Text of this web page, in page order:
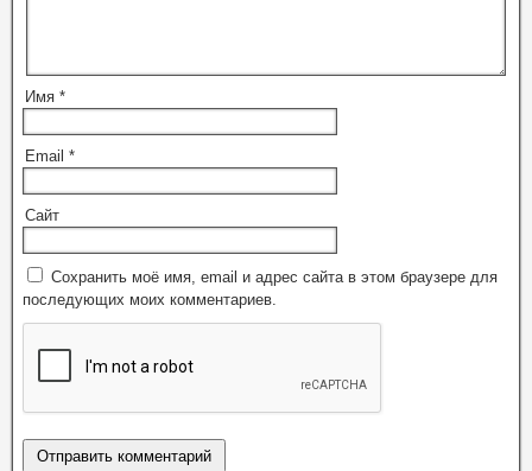
Имя *
Email *
Сайт
Сохранить моё имя, email и адрес сайта в этом браузере для
последующих моих комментариев.